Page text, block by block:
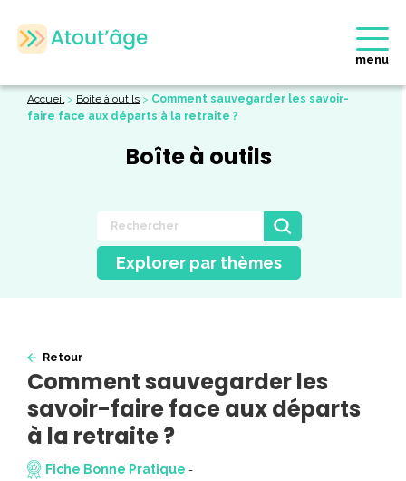
menu
Accueil> Boite à outils > Comment sauvegarder les savoir-
faire face aux départs à la retraite ?
Boîte à outils
Explorer par thèmes
Retour
Comment sauvegarder les
savoir-faire face aux départs
à la retraite ?
Fiche Bonne Pratique -